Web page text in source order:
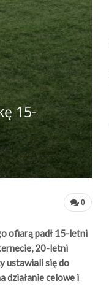
15-
0
ofiarą padł 15-letni
20-letni
ustawiali się do
działanie celowe i